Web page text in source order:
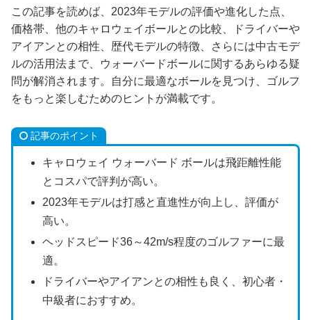
この記事を読めば、2023年モデルの評価や進化した点、
価格帯、他のキャロウェイボールとの比較、ドライバーや
アイアンとの相性、歴代モデルの特徴、さらには中古モデ
ルの活用法まで、ウォーバードボールに関するあらゆる疑
問が解消されます。自分に最適なボールを見つけ、ゴルフ
をもっと楽しむためのヒントが満載です。
記事のポイント
キャロウェイ ウォーバード ボールは飛距離性能
とコスパで評判が高い。
2023年モデルは打感と直進性が向上し、評価が
高い。
ヘッドスピード36～42m/s程度のゴルファーに最
適。
ドライバーやアイアンとの相性も良く、初心者・
中級者におすすめ。